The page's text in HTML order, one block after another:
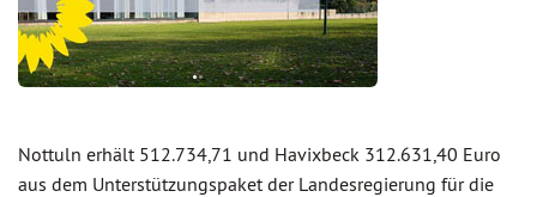
Nottuln erhält 512.734,71 und Havixbeck 312.631,40 Euro
aus dem Unterstützungspaket der Landesregierung für die